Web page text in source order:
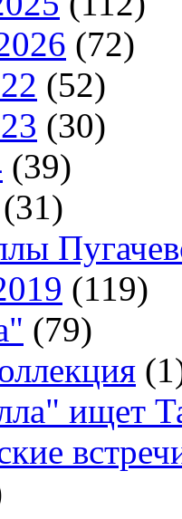
(72)
(52)
(30)
(39)
(31)
(119)
(79)
ищет